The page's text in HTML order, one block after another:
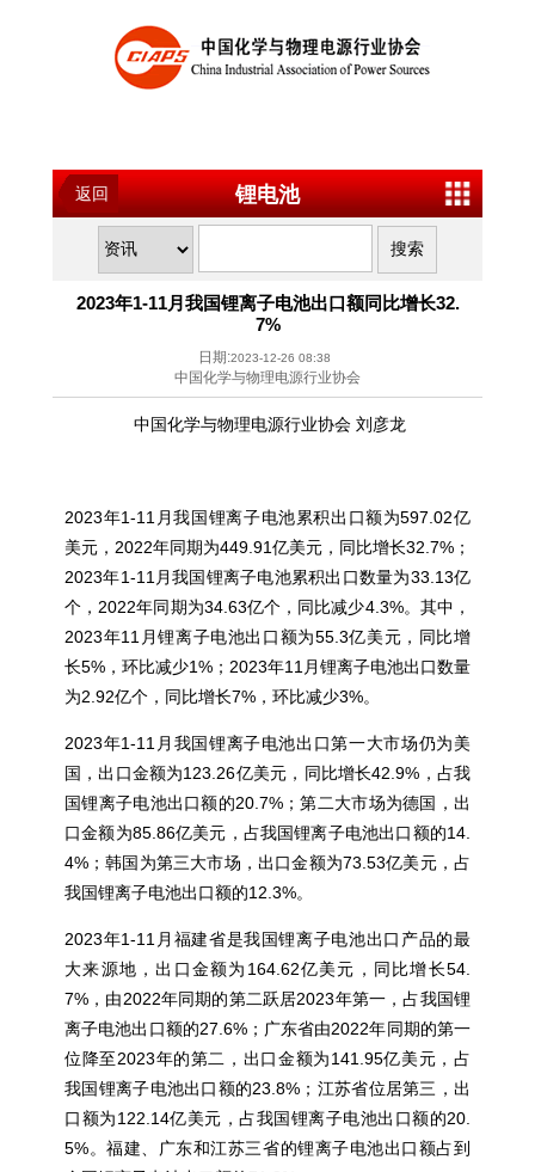
返回 锂电池
2023年1-11月我国锂离子电池出口额同比增长32.
7%
日期:2023-12-26 08:38
中国化学与物理电源行业协会
中国化学与物理电源行业协会 刘彦龙
2023年1-11月我国锂离子电池累积出口额为597.02亿
美元，2022年同期为449.91亿美元，同比增长32.7%；
2023年1-11月我国锂离子电池累积出口数量为33.13亿
个，2022年同期为34.63亿个，同比减少4.3%。其中，
2023年11月锂离子电池出口额为55.3亿美元，同比增
长5%，环比减少1%；2023年11月锂离子电池出口数量
为2.92亿个，同比增长7%，环比减少3%。
2023年1-11月我国锂离子电池出口第一大市场仍为美
国，出口金额为123.26亿美元，同比增长42.9%，占我
国锂离子电池出口额的20.7%；第二大市场为德国，出
口金额为85.86亿美元，占我国锂离子电池出口额的14.
4%；韩国为第三大市场，出口金额为73.53亿美元，占
我国锂离子电池出口额的12.3%。
2023年1-11月福建省是我国锂离子电池出口产品的最
大来源地，出口金额为164.62亿美元，同比增长54.
7%，由2022年同期的第二跃居2023年第一，占我国锂
离子电池出口额的27.6%；广东省由2022年同期的第一
位降至2023年的第二，出口金额为141.95亿美元，占
我国锂离子电池出口额的23.8%；江苏省位居第三，出
口额为122.14亿美元，占我国锂离子电池出口额的20.
5%。福建、广东和江苏三省的锂离子电池出口额占到